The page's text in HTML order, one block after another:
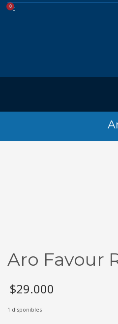
Aro Favour
$29.000
1 disponibles